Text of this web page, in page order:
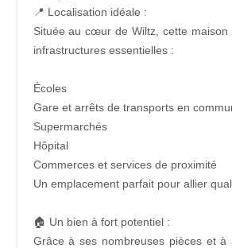
📍 Localisation idéale :
Située au cœur de Wiltz, cette
infrastructures essentielles :
Écoles
Gare et arrêts de transports en
Supermarchés
Hôpital
Commerces et services de proximité
Un emplacement parfait pour allier
🏠 Un bien à fort potentiel :
Grâce à ses nombreuses pièces et à